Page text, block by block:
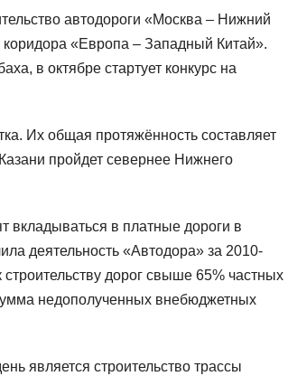
автодороги «Москва – Нижний
коридора «Европа – Западный Китай».
в октябре стартует конкурс на
Их общая протяжённость составляет
пройдет севернее Нижнего
вкладываться в платные дороги в
деятельность «Автодора» за 2010-
дорог свыше 65% частных
недополученных внебюджетных
является строительство трассы